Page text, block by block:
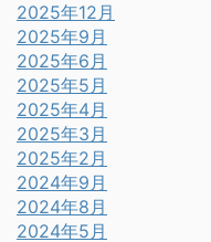
2025年12月
2025年9月
2025年6月
2025年5月
2025年4月
2025年3月
2025年2月
2024年9月
2024年8月
2024年5月